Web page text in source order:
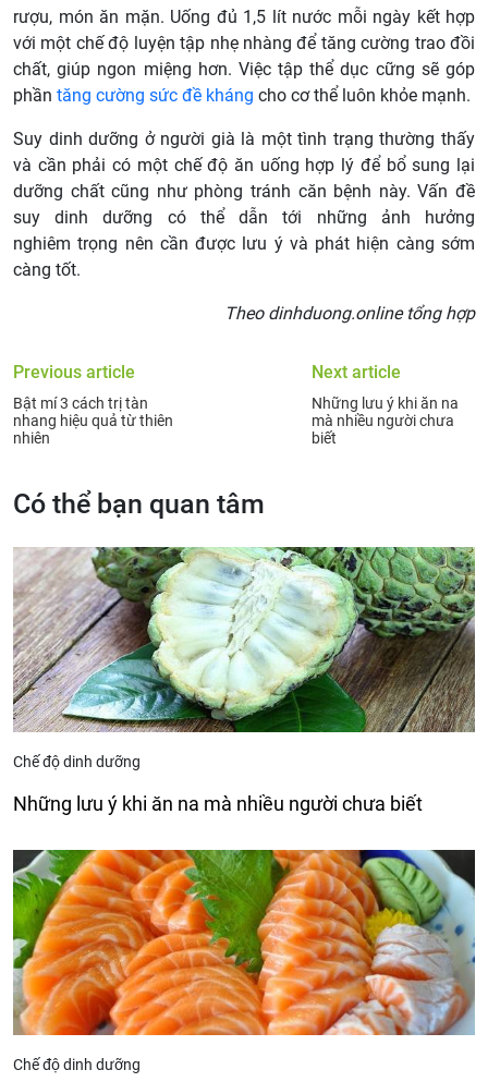
rượu, món ăn mặn. Uống đủ 1,5 lít nước mỗi ngày kết hợp
với một chế độ luyện tập nhẹ nhàng để tăng cường trao đồi
chất, giúp ngon miệng hơn. Việc tập thể dục cững sẽ góp
phần tăng cường sức đề kháng cho cơ thể luôn khỏe mạnh.
Suy dinh dưỡng ở người già là một tình trạng thường thấy
và cần phải có một chế độ ăn uống hợp lý để bổ sung lại
dưỡng chất cũng như phòng tránh căn bệnh này. Vấn đề
suy dinh dưỡng có thể dẫn tới những ảnh hưởng
nghiêm trọng nên cần được lưu ý và phát hiện càng sớm
càng tốt.
Theo dinhduong.online tổng hợp
Previous article
Bật mí 3 cách trị tàn
nhang hiệu quả từ thiên
nhiên
Next article
Những lưu ý khi ăn na
mà nhiều người chưa
biết
Có thể bạn quan tâm
Chế độ dinh dưỡng
Những lưu ý khi ăn na mà nhiều người chưa biết
Chế độ dinh dưỡng